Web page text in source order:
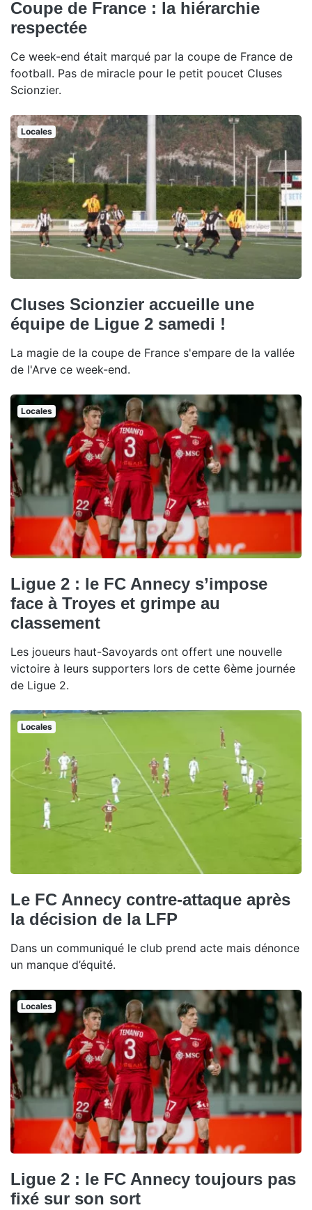
Coupe de France : la hiérarchie
respectée
Ce week-end était marqué par la coupe de France de
football. Pas de miracle pour le petit poucet Cluses
Scionzier.
Locales
Cluses Scionzier accueille une
équipe de Ligue 2 samedi !
La magie de la coupe de France s'empare de la vallée
de l'Arve ce week-end.
Locales
Ligue 2 : le FC Annecy s’impose
face à Troyes et grimpe au
classement
Les joueurs haut-Savoyards ont offert une nouvelle
victoire à leurs supporters lors de cette 6ème journée
de Ligue 2.
Locales
Le FC Annecy contre-attaque après
la décision de la LFP
Dans un communiqué le club prend acte mais dénonce
un manque d’équité.
Locales
Ligue 2 : le FC Annecy toujours pas
fixé sur son sort